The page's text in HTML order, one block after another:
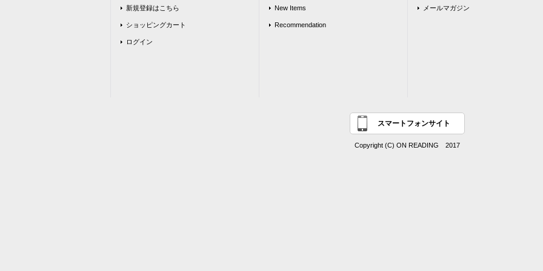
新規登録はこちら
ショッピングカート
ログイン
New Items
Recommendation
メールマガジン
スマートフォンサイト
Copyright (C) ON READING 2017